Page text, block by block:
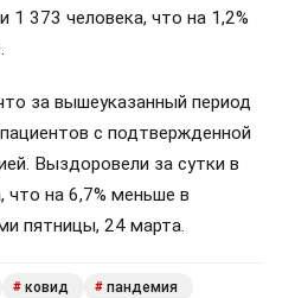
1 373 человека, что на 1,2%
за вышеуказанный период
с подтвержденной
Выздоровели за сутки в
что на 6,7% меньше в
пятницы, 24 марта.
# ковид # пандемия